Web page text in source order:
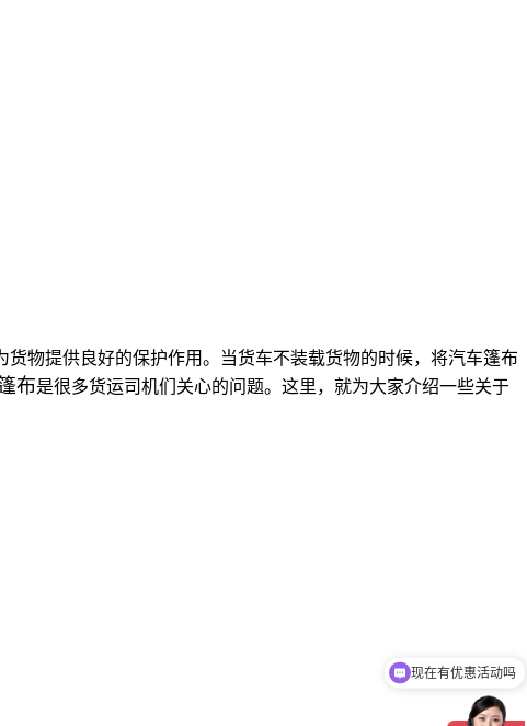
物提供良好的保护作用。当货车不装载货物的时候，将汽车篷布
布是很多货运司机们关心的问题。这里，就为大家介绍一些关于
现在有优惠活动吗